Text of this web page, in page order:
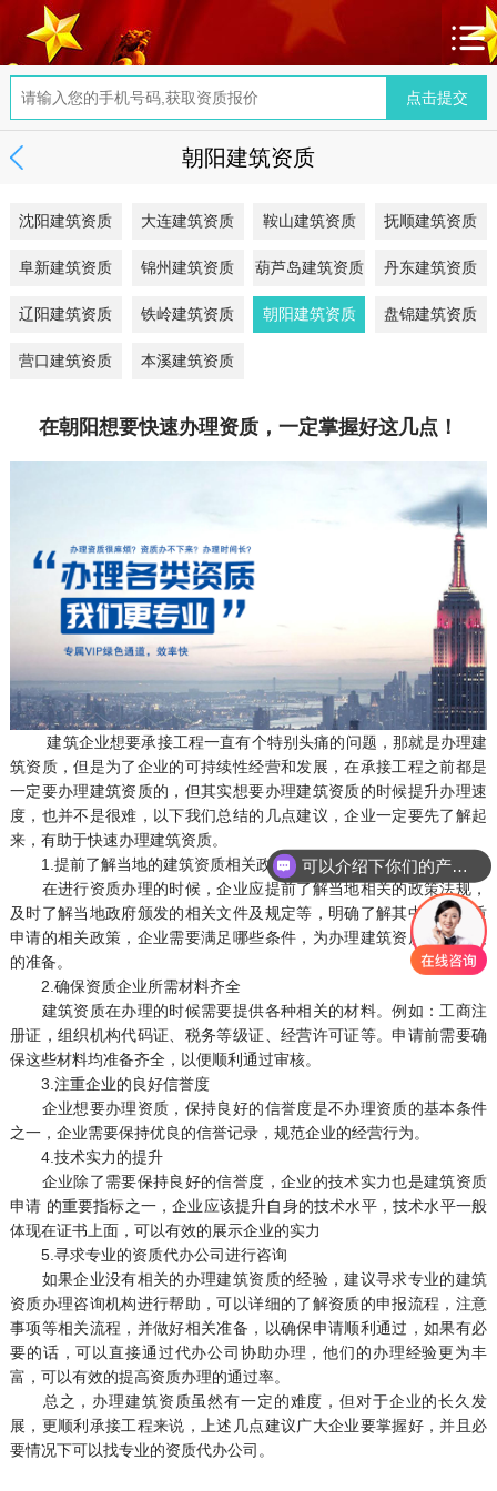
朝阳建筑资质
沈阳建筑资质 大连建筑资质 鞍山建筑资质 抚顺建筑资质
阜新建筑资质 锦州建筑资质 葫芦岛建筑资质 丹东建筑资质
辽阳建筑资质 铁岭建筑资质 朝阳建筑资质 盘锦建筑资质
营口建筑资质 本溪建筑资质
在朝阳想要快速办理资质，一定掌握好这几点！
建筑企业想要承接工程一直有个特别头痛的问题，那就是办理建
筑资质，但是为了企业的可持续性经营和发展，在承接工程之前都是
一定要办理建筑资质的，但其实想要办理建筑资质的时候提升办理速
度，也并不是很难，以下我们总结的几点建议，企业一定要先了解起
来，有助于快速办理建筑资质。
1.提前了解当地的建筑资质相关政策法规
在进行资质办理的时候，企业应提前了解当地相关的政策法规，
及时了解当地政府颁发的相关文件及规定等，明确了解其中关于资质
申请的相关政策，企业需要满足哪些条件，为办理建筑资质做好充足
的准备。
2.确保资质企业所需材料齐全
建筑资质在办理的时候需要提供各种相关的材料。例如：工商注
册证，组织机构代码证、税务等级证、经营许可证等。申请前需要确
保这些材料均准备齐全，以便顺利通过审核。
3.注重企业的良好信誉度
企业想要办理资质，保持良好的信誉度是不办理资质的基本条件
之一，企业需要保持优良的信誉记录，规范企业的经营行为。
4.技术实力的提升
企业除了需要保持良好的信誉度，企业的技术实力也是建筑资质
申请 的重要指标之一，企业应该提升自身的技术水平，技术水平一般
体现在证书上面，可以有效的展示企业的实力
5.寻求专业的资质代办公司进行咨询
如果企业没有相关的办理建筑资质的经验，建议寻求专业的建筑
资质办理咨询机构进行帮助，可以详细的了解资质的申报流程，注意
事项等相关流程，并做好相关准备，以确保申请顺利通过，如果有必
要的话，可以直接通过代办公司协助办理，他们的办理经验更为丰
富，可以有效的提高资质办理的通过率。
总之，办理建筑资质虽然有一定的难度，但对于企业的长久发
展，更顺利承接工程来说，上述几点建议广大企业要掌握好，并且必
要情况下可以找专业的资质代办公司。
可以介绍下你们的产品么